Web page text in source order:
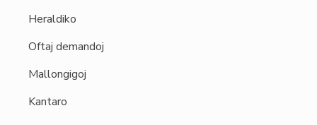
Heraldiko
Oftaj demandoj
Mallongigoj
Kantaro